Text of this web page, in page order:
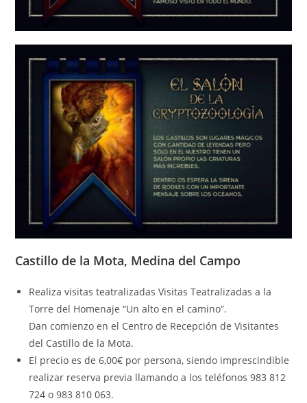
Castillo de la Mota, Medina del Campo
Realiza visitas teatralizadas Visitas Teatralizadas a la
Torre del Homenaje “Un alto en el camino”.
Dan comienzo en el Centro de Recepción de Visitantes
del Castillo de la Mota.
El precio es de 6,00€ por persona, siendo imprescindible
realizar reserva previa llamando a los teléfonos 983 812
724 o 983 810 063.